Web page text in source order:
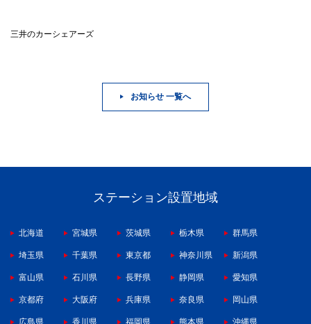
三井のカーシェアーズ
お知らせ 一覧へ
ステーション設置地域
北海道 宮城県 茨城県 栃木県 群馬県
埼玉県 千葉県 東京都 神奈川県 新潟県
富山県 石川県 長野県 静岡県 愛知県
京都府 大阪府 兵庫県 奈良県 岡山県
広島県 香川県 福岡県 熊本県 沖縄県